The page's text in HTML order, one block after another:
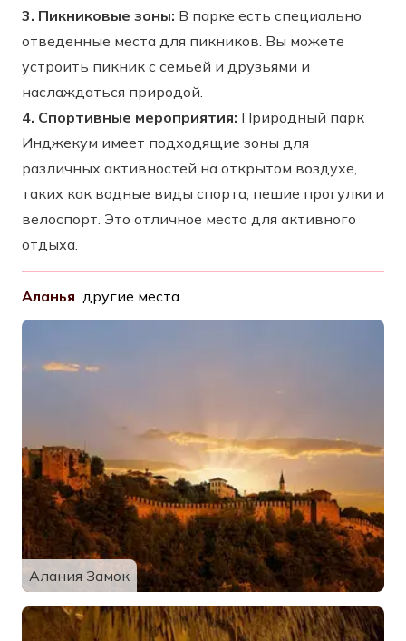
3. Пикниковые зоны: В парке есть специально
отведенные места для пикников. Вы можете
устроить пикник с семьей и друзьями и
наслаждаться природой.
4. Спортивные мероприятия: Природный парк
Инджекум имеет подходящие зоны для
различных активностей на открытом воздухе,
таких как водные виды спорта, пешие прогулки и
велоспорт. Это отличное место для активного
отдыха.
Аланья другие места
Алания Замок